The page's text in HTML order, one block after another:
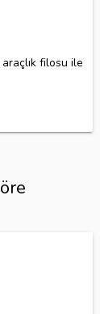
filosu ile